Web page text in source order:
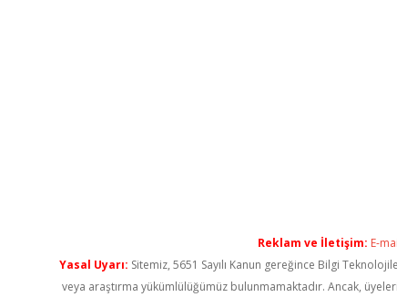
Reklam ve İletişim: E-
Yasal Uyarı: Sitemiz, 5651 Sayılı Kanun gereğince Bilgi
veya araştırma yükümlülüğümüz bulunmamaktadır. Ancak,